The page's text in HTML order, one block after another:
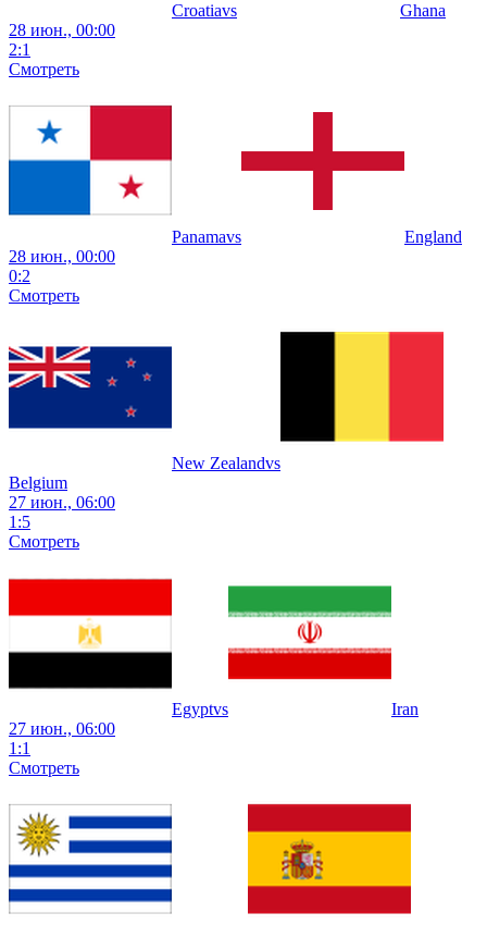
Croatiavs
Ghana
28 июн., 00:00
2:1
Смотреть
Panamavs
England
28 июн., 00:00
0:2
Смотреть
New Zealandvs
Belgium
27 июн., 06:00
1:5
Смотреть
Egyptvs
Iran
27 июн., 06:00
1:1
Смотреть